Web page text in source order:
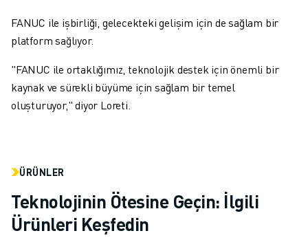
FANUC ile işbirliği, gelecekteki gelişim için de sağlam bir
platform sağlıyor.
"FANUC ile ortaklığımız, teknolojik destek için önemli bir
kaynak ve sürekli büyüme için sağlam bir temel
oluşturuyor," diyor Loreti.
ÜRÜNLER
Teknolojinin Ötesine Geçin: İlgili
Ürünleri Keşfedin